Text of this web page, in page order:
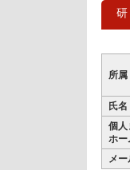
研
所属
氏名
個人
ホ
メ